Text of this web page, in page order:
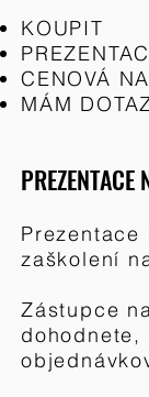
KOUPIT
CENOVÁ
MÁM
PREZENTACE
zaškolení
Zástupce